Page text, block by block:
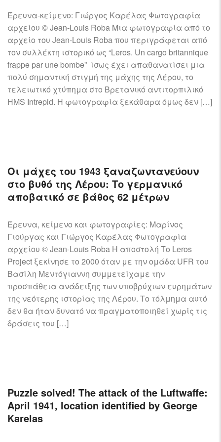
Έρευνα-κείμενο: Γιώργος Καρέλας Φωτογραφία
αρχείου © Jean-Louis Roba Μια φωτογραφία από το
αρχείο του Jean-Louis Roba που περιγράφεται από
τον συλλέκτη ιστορικό ως “Leros. Un cargo britannique
frappe par une bombe” ίσως έχει απαθανατίσει μια
πολύ σημαντική στιγμή της μάχης της Λέρου, το
τελειωτικό χτύπημα στο Βρετανικό αντιτορπιλικό
HMS Intrepid. H φωτογραφία ξεκάθαρα όμως δεν […]
Οι μάχες του 1943 ξαναζωντανεύουν
στο βυθό της Λέρου: Το γερμανικό
αποβατικό σε βάθος 62 μέτρων
Έρευνα, κείμενο και φωτογραφίες: Μαρίνος
Γιούργας και Γιώργος Καρέλας Φωτογραφία
αρχείου © Jean-Louis Roba Η αποστολή Το Leros
Project ξεκίνησε το 2000 όταν με την ομάδα UFR του
Βασίλη Μεντόγιαννη συμμετείχαμε την
προσπάθεια ανάδειξης των υποβρύχιων ευρημάτων
της νεότερης ιστορίας της Λέρου. Το τόλμημα αυτό
δεν θα ήταν δυνατό να πραγματοποιηθεί χωρίς τις
δράσεις του […]
Puzzle solved! The attack of the Luftwaffe:
April 1941, location identified by George
Karelas